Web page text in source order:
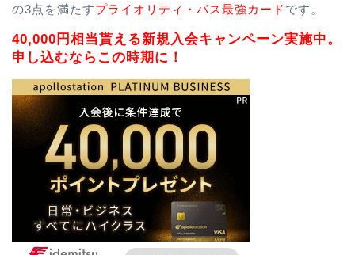
の3点を満たすプライオリティ・パス最強カード です。
40,000円相当貰える新規入会キャンペーン実施中。
申し込むならこの時期に！